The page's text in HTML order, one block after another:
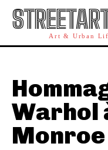
Art & Urban
Warhol
Monroe